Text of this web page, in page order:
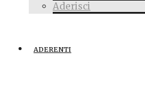
Aderisci
ADERENTI